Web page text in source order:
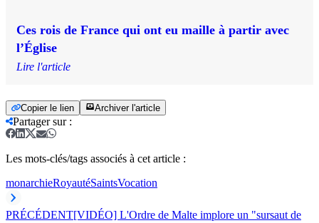
Ces rois de France qui ont eu maille à partir avec
l’Église
Lire l'article
Copier le lien Archiver l'article
Partager sur:
Les mots-clés/tags associés à cet article :
monarchieRoyautéSaintsVocation
PRÉCÉDENT[VIDÉO] L'Ordre de Malte implore un "sursaut de